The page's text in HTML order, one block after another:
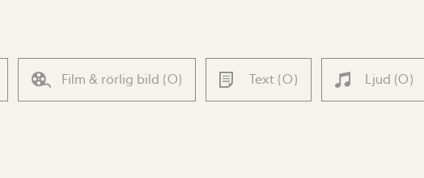
Film & rörlig bild (0) Text (0) Ljud (0)